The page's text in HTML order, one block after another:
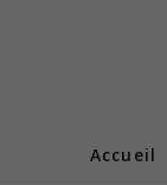
Accueil